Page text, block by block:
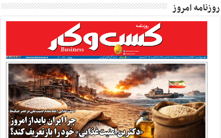
روزنامه امروز